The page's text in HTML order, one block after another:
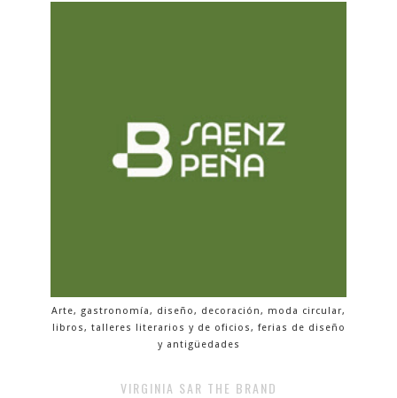
Arte, gastronomía, diseño, decoración, moda circular,
libros, talleres literarios y de oficios, ferias de diseño
y antigüedades
VIRGINIA SAR THE BRAND